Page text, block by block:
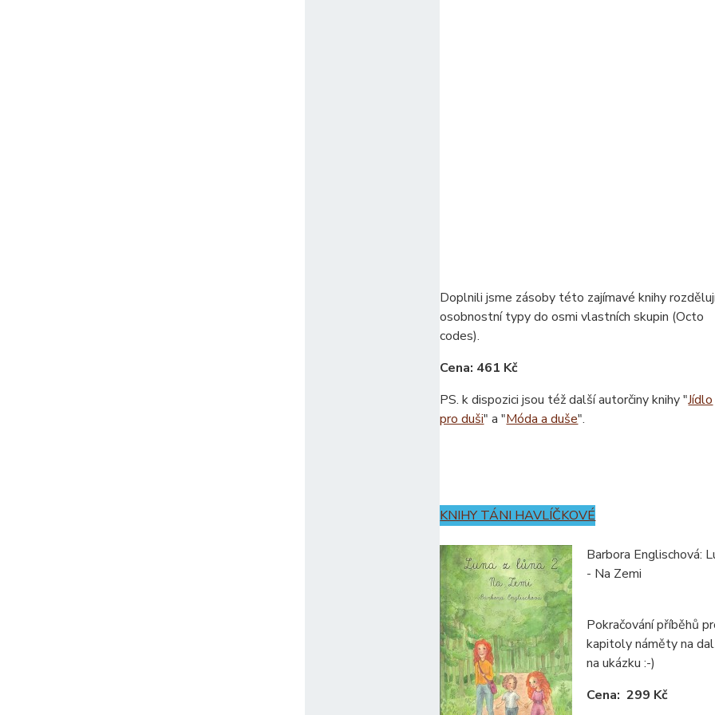
Doplnili jsme zásoby této zajímavé knihy
osobnostní typy do osmi vlastních skupin (Octo
codes).
Cena: 461 Kč
PS. k dispozici jsou též další autorčiny knihy "Jídlo
pro duši" a "Móda a duše".
KNIHY TÁNI HAVLÍČKOVÉ
Barbora Englischová:
- Na Zemi
Pokračování příběhů
kapitoly náměty na
na ukázku :-)
Cena: 299 Kč